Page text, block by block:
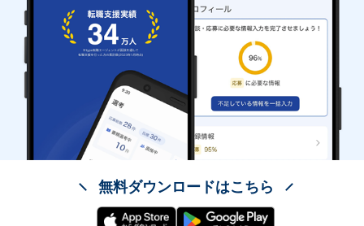
無料ダウンロードはこちら